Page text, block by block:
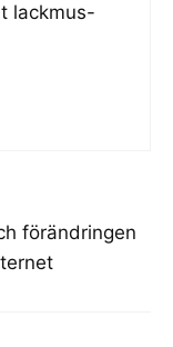
lackmus-
förändringen